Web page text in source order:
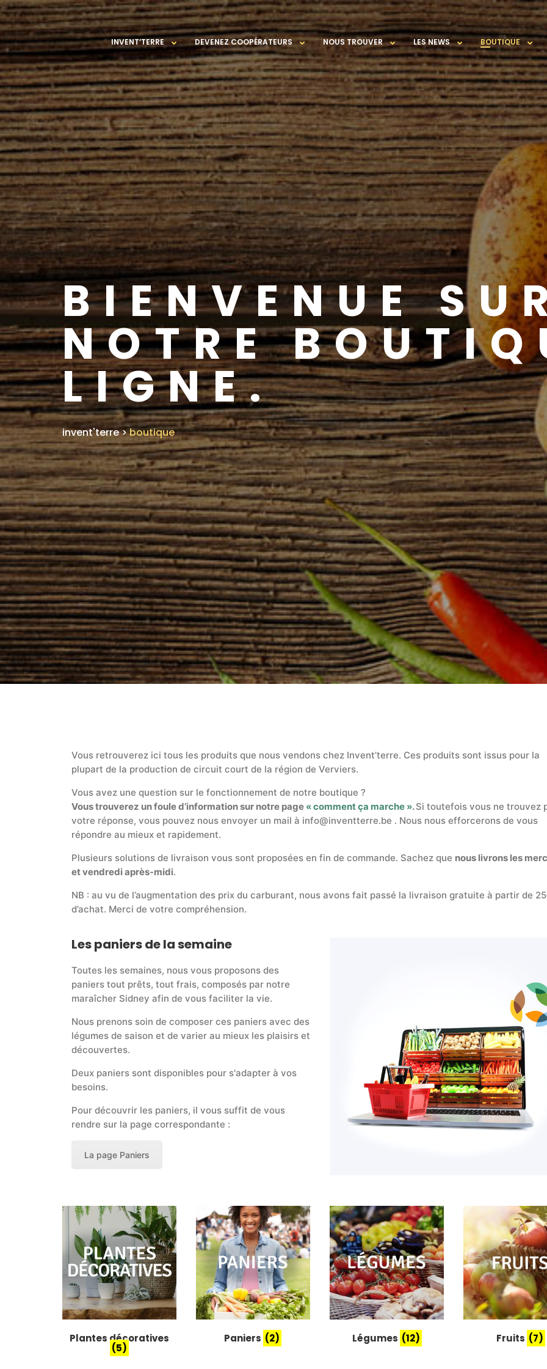
INVENT’TERRE DEVENEZ COOPÉRATEURS NOUS TROUVER LES NEWS BOUTIQUE
BIENVENUE
NOTRE
LIGNE.
invent'terre>boutique
Vous retrouverez ici tous les produits que nous vendons chez Invent’terre. Ces produits sont issus pour la
plupart de la production de circuit court de la région de Verviers.
Vous avez une question sur le fonctionnement de notre boutique ?
Vous trouverez un foule d’information sur notre page « comment ça marche ».Si toutefois vous ne trouvez
votre réponse, vous pouvez nous envoyer un mail à info@inventterre.be . Nous nous efforcerons de vous
répondre au mieux et rapidement.
Plusieurs solutions de livraison vous sont proposées en fin de commande. Sachez que nous livrons les
et vendredi après-midi.
NB : au vu de l’augmentation des prix du carburant, nous avons fait passé la livraison gratuite à partir de
d’achat. Merci de votre compréhension.
Les paniers de la semaine
Toutes les semaines, nous vous proposons des
paniers tout prêts, tout frais, composés par notre
maraîcher Sidney afin de vous faciliter la vie.
Nous prenons soin de composer ces paniers avec des
légumes de saison et de varier au mieux les plaisirs et
découvertes.
Deux paniers sont disponibles pour s'adapter à vos
besoins.
Pour découvrir les paniers, il vous suffit de vous
rendre sur la page correspondante :
La page Paniers
Plantes décoratives
(5)
Paniers (2) Légumes (12) Fruits (7)